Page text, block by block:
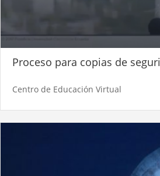
Proceso para copias de
Centro de Educación Virtual